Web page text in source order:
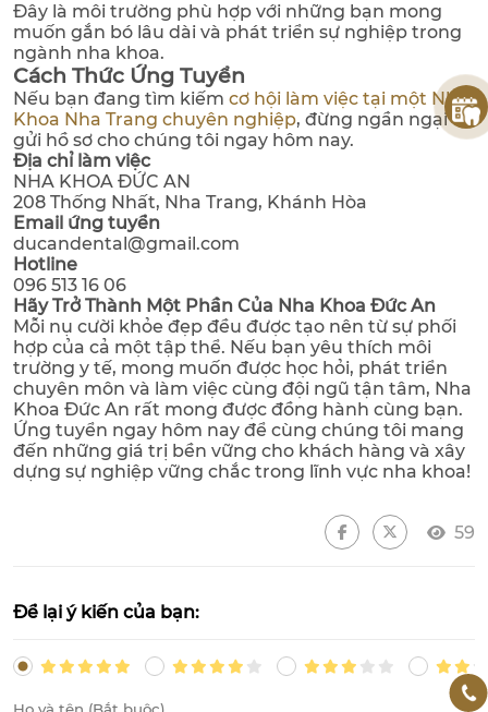
Đây là môi trường phù hợp với những bạn mong
muốn gắn bó lâu dài và phát triển sự nghiệp trong
ngành nha khoa.
Cách Thức Ứng Tuyển
Nếu bạn đang tìm kiếm cơ hội làm việc tại một Nha
Khoa Nha Trang chuyên nghiệp, đừng ngần ngại
gửi hồ sơ cho chúng tôi ngay hôm nay.
Địa chỉ làm việc
NHA KHOA ĐỨC AN
208 Thống Nhất, Nha Trang, Khánh Hòa
Email ứng tuyển
ducandental@gmail.com
Hotline
096 513 16 06
Hãy Trở Thành Một Phần Của Nha Khoa Đức An
Mỗi nụ cười khỏe đẹp đều được tạo nên từ sự phối
hợp của cả một tập thể. Nếu bạn yêu thích môi
trường y tế, mong muốn được học hỏi, phát triển
chuyên môn và làm việc cùng đội ngũ tận tâm, Nha
Khoa Đức An rất mong được đồng hành cùng bạn.
Ứng tuyển ngay hôm nay để cùng chúng tôi mang
đến những giá trị bền vững cho khách hàng và xây
dựng sự nghiệp vững chắc trong lĩnh vực nha khoa!
59
Để lại ý kiến của bạn: